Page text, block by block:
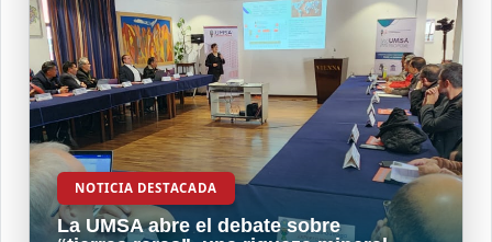
NOTICIA DESTACADA
La UMSA abre el debate sobre